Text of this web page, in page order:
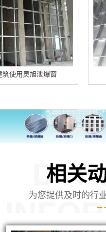
旭泄爆窗 云南灵
相关
为您提供及时的行